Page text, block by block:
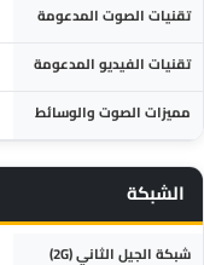
تقنيات الصوت المدعومة
تقنيات الفيديو المدعومة
مميزات الصوت والوسائط
الشبكة
المواصفة التفاصيل
شبكة الجيل الثاني (2G)